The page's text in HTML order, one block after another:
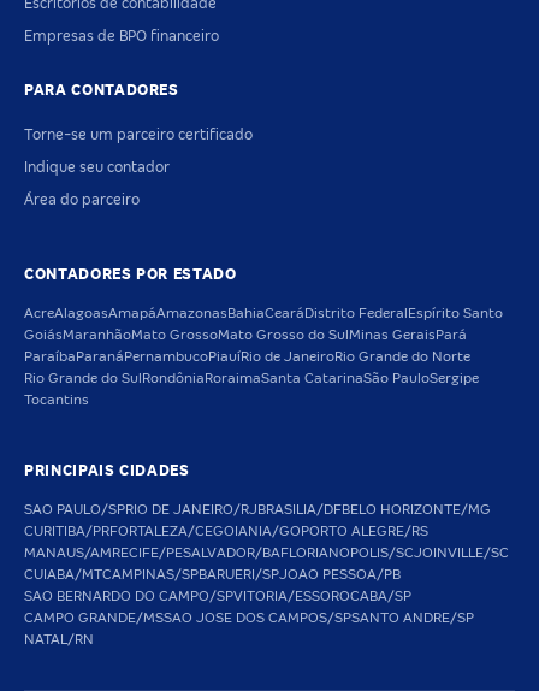
Escritórios de contabilidade
Empresas de BPO financeiro
PARA CONTADORES
Torne-se um parceiro certificado
Indique seu contador
Área do parceiro
CONTADORES POR ESTADO
AcreAlagoasAmapáAmazonas BahiaCeará Distrito Federal Espírito Santo
GoiásMaranhãoMato GrossoMato Grosso do Sul Minas Gerais Pará
Paraíba Paraná PernambucoPiauíRio de JaneiroRio Grande do Norte
Rio Grande do Sul Rondônia RoraimaSanta CatarinaSão PauloSergipe
Tocantins
PRINCIPAIS CIDADES
SAO PAULO/SPRIO DE JANEIRO/RJBRASILIA/DFBELO HORIZONTE/MG
CURITIBA/PRFORTALEZA/CEGOIANIA/GOPORTO ALEGRE/RS
MANAUS/AMRECIFE/PESALVADOR/BAFLORIANOPOLIS/SCJOINVILLE/SC
CUIABA/MTCAMPINAS/SPBARUERI/SPJOAO PESSOA/PB
SAO BERNARDO DO CAMPO/SPVITORIA/ESSOROCABA/SP
CAMPO GRANDE/MSSAO JOSE DOS CAMPOS/SPSANTO ANDRE/SP
NATAL/RN